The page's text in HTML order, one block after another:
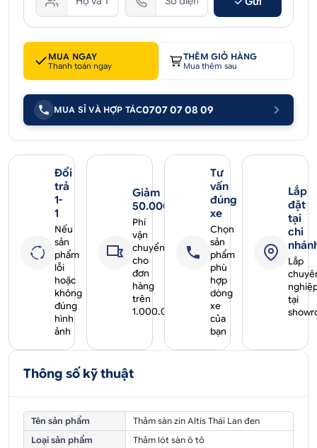
MUA NGAY
Thanh toán ngay
THÊM GIỎ HÀNG
Mua thêm sau
MUA SỈ VÀ HỢP TÁC0707 07 08 09
Đổi
trả
1-
1
Nếu
sản
phẩm
lỗi
hoặc
không
đúng
hình
ảnh
Giảm
50.000₫
Phí
vận
chuyển
cho
đơn
hàng
trên
1.000.000₫
Tư
vấn
đúng
xe
Chọn
sản
phẩm
phù
hợp
dòng
xe
của
bạn
Lắp
đặt
tại
chi
Lắp
tại
Thông số kỹ thuật
Tên sản phẩm
Thảm sàn zin Altis Thái Lan đen
Loại sản phẩm
Thảm lót sàn ô tô